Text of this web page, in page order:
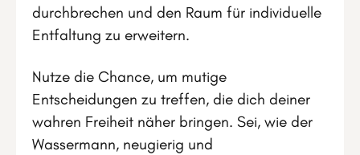
durchbrechen und den Raum für individuelle
Entfaltung zu erweitern.
Nutze die Chance, um mutige
Entscheidungen zu treffen, die dich deiner
wahren Freiheit näher bringen. Sei, wie der
Wassermann, neugierig und